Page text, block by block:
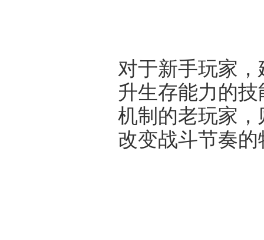
对于新手玩家
升生存能力的
机制的老玩家
改变战斗节奏